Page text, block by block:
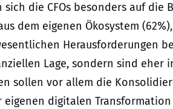
sich die CFOs besonders auf
dem eigenen Ökosystem
Herausforderungen
Lage, sondern sind
sollen vor allem die
digitalen